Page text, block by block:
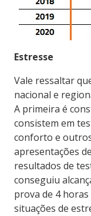
Estresse
Vale ressaltar
nacional e
A primeira é
consistem em
conforto e
apresentações
resultados de
conseguiu
prova de 4
situações de